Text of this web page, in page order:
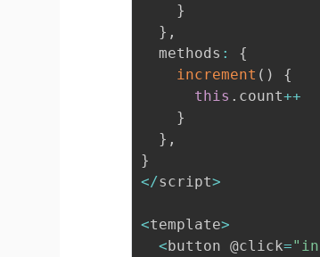
}
} ,
  methods
:
{
increment ( )
{
this . count++
}
} ,
}
</script>
<template>
<button @click=